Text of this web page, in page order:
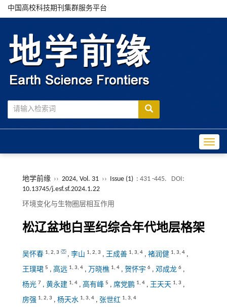
中国高校科技期刊集群服务平台
地学前缘 ›› 2024, Vol. 31 ›› Issue (1) : 431 -445.
DOI:
10.13745/j.esf.sf.2024.1.22
环境变化与生物圈层相互作用
松辽盆地白垩纪综合年代地层格架
吴怀春 1, 2, 3 , 李山 1, 2, 3 , 王成善 1, 3, 4, 褚润健 1, 3, 4,
王璞珺 5 , 高远 1, 3, 4, 万晓樵 1, 4, 贺怀宇 6, 邓成龙 6,
杨光 7 , 黄永建 1, 4, 高有峰 5 , 席党鹏 1, 4, 王天天 1, 3 ,
房强 1, 2, 3 , 杨天水 1, 3, 4, 张世红 1, 3, 4